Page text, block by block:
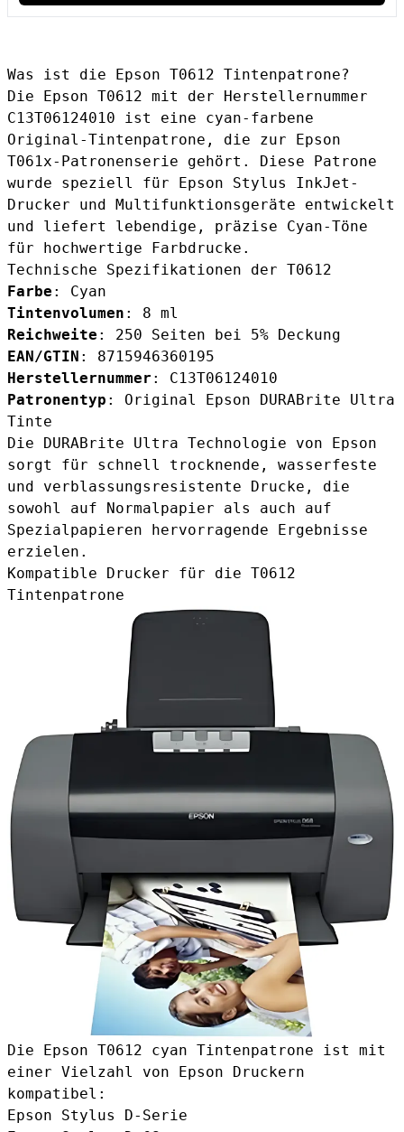
Was ist die Epson T0612 Tintenpatrone?
Die Epson T0612 mit der Herstellernummer
C13T06124010 ist eine cyan-farbene
Original-Tintenpatrone, die zur Epson
T061x-Patronenserie gehört. Diese Patrone
wurde speziell für Epson Stylus InkJet-
Drucker und Multifunktionsgeräte entwickelt
und liefert lebendige, präzise Cyan-Töne
für hochwertige Farbdrucke.
Technische Spezifikationen der T0612
Farbe : Cyan
Tintenvolumen : 8 ml
Reichweite : 250 Seiten bei 5% Deckung
EAN/GTIN : 8715946360195
Herstellernummer : C13T06124010
Patronentyp : Original Epson DURABrite Ultra
Tinte
Die DURABrite Ultra Technologie von Epson
sorgt für schnell trocknende, wasserfeste
und verblassungsresistente Drucke, die
sowohl auf Normalpapier als auch auf
Spezialpapieren hervorragende Ergebnisse
erzielen.
Kompatible Drucker für die T0612
Tintenpatrone
Die Epson T0612 cyan Tintenpatrone ist mit
einer Vielzahl von Epson Druckern
kompatibel:
Epson Stylus D-Serie